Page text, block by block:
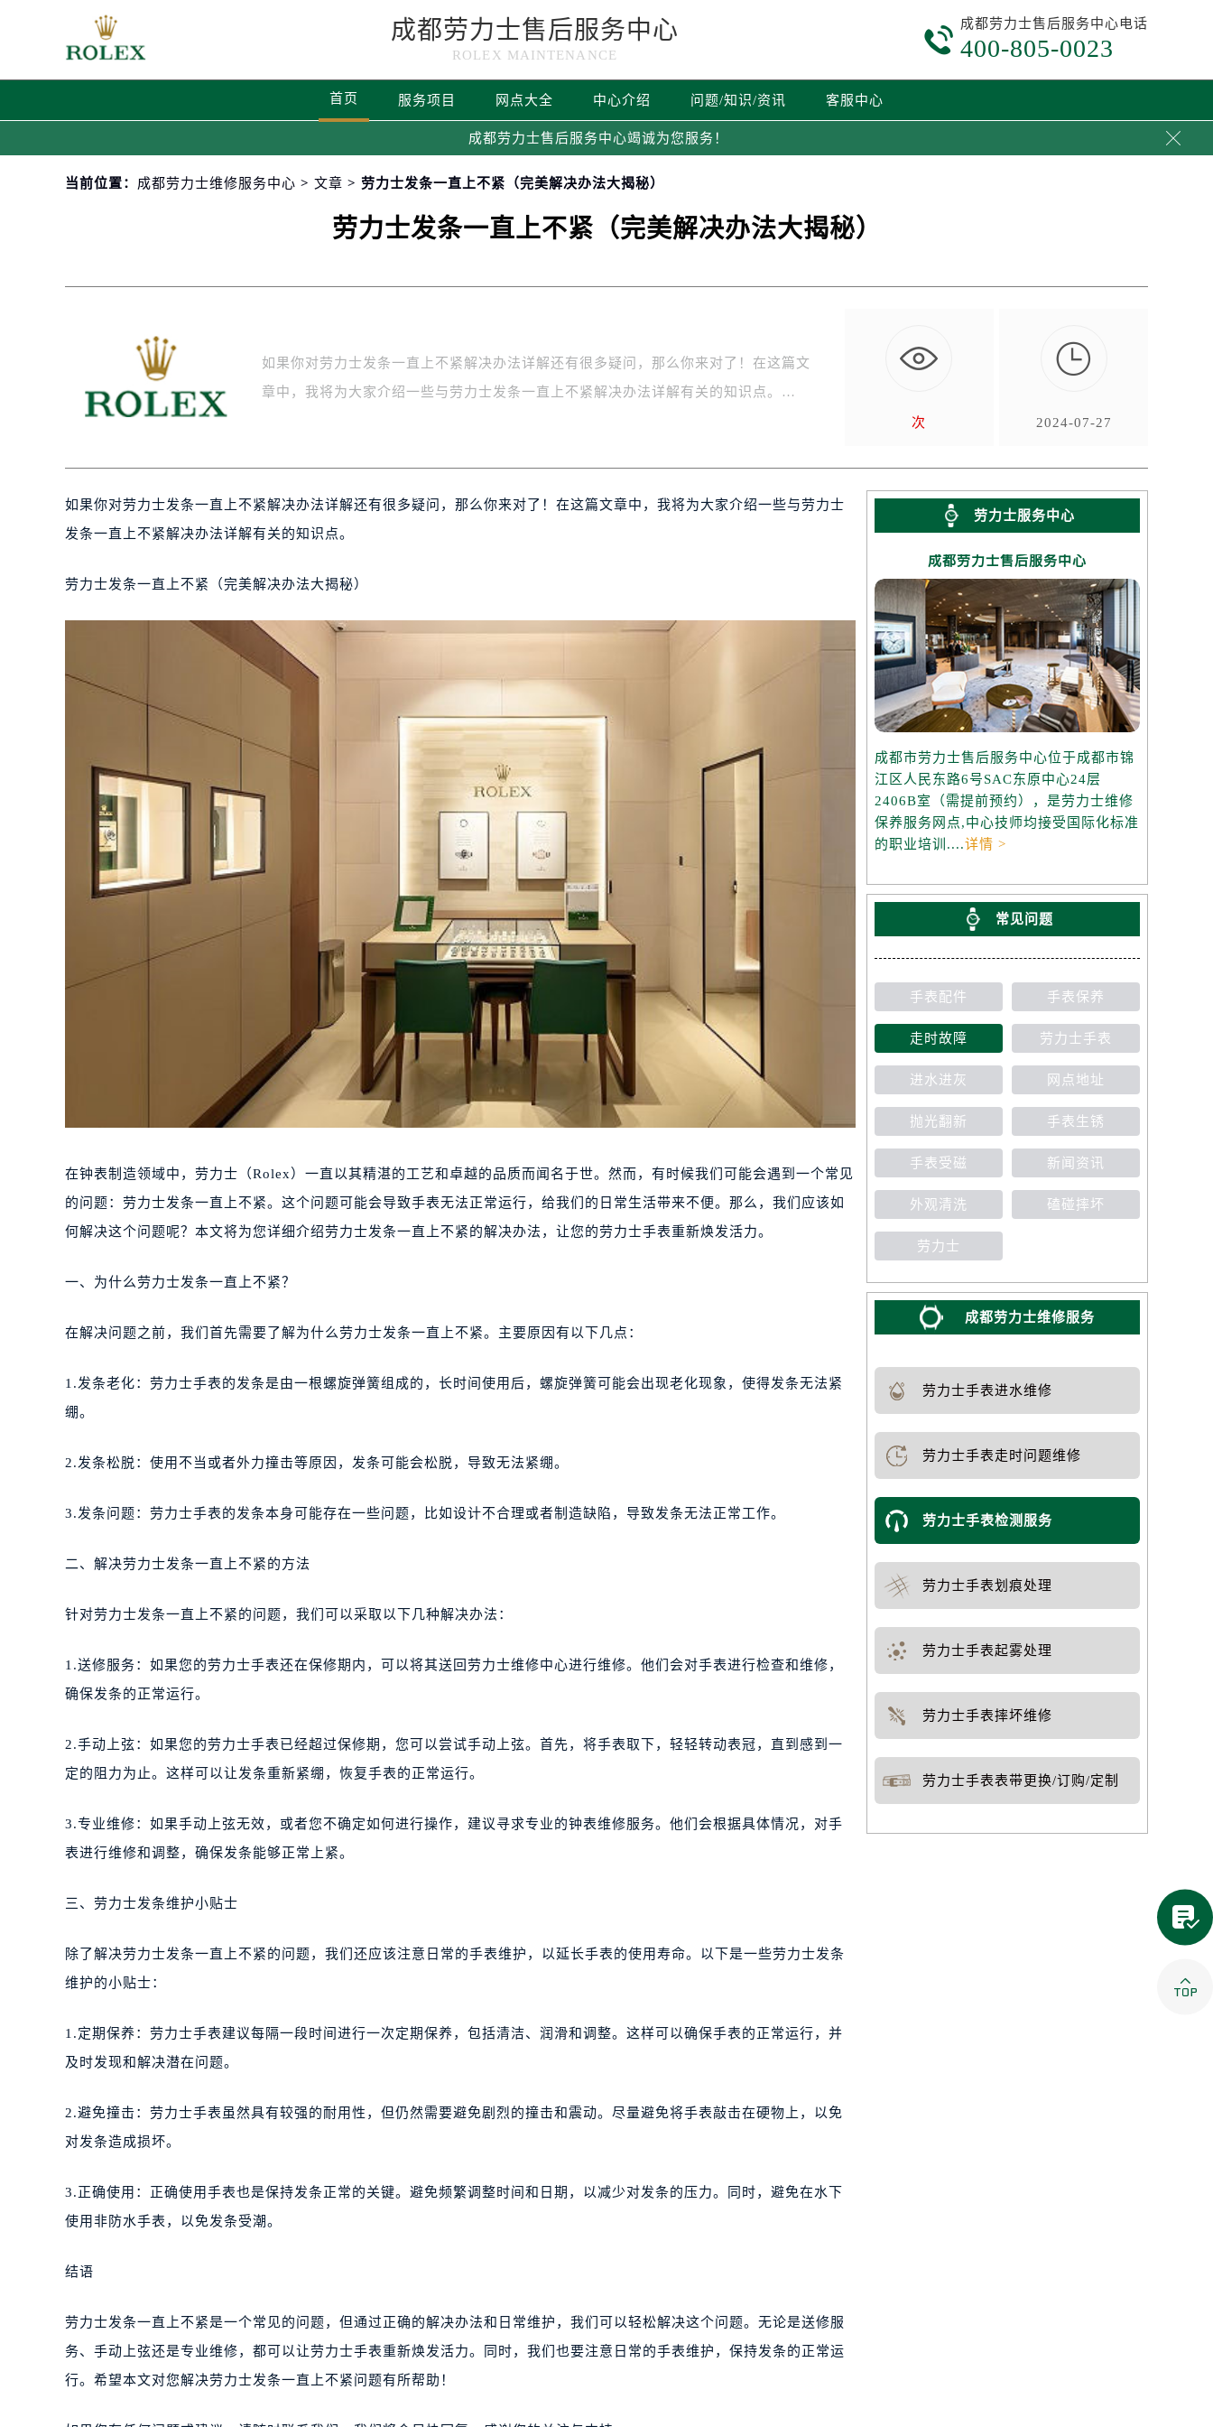
成都劳力士售后服务中心
ROLEX MAINTENANCE

成都劳力士售后服务中心电话
400-805-0023
首页 服务项目 网点大全 中心介绍 问题/知识/资讯 客服中心
成都劳力士售后服务中心竭诚为您服务！ 
当前位置： 成都劳力士维修服务中心 > 文章 > 劳力士发条一直上不紧（完美解决办法大揭秘）
劳力士发条一直上不紧（完美解决办法大揭秘）
如果你对劳力士发条一直上不紧解决办法详解还有很多疑问，那么你来对了！在这篇文
章中，我将为大家介绍一些与劳力士发条一直上不紧解决办法详解有关的知识点。…
次

2024-07-27
如果你对劳力士发条一直上不紧解决办法详解还有很多疑问，那么你来对了！在这篇文章中，我将为大家介绍一些与劳力士
发条一直上不紧解决办法详解有关的知识点。
劳力士发条一直上不紧（完美解决办法大揭秘）
在钟表制造领域中，劳力士（Rolex）一直以其精湛的工艺和卓越的品质而闻名于世。然而，有时候我们可能会遇到一个常见
的问题：劳力士发条一直上不紧。这个问题可能会导致手表无法正常运行，给我们的日常生活带来不便。那么，我们应该如
何解决这个问题呢？本文将为您详细介绍劳力士发条一直上不紧的解决办法，让您的劳力士手表重新焕发活力。
一、为什么劳力士发条一直上不紧？
在解决问题之前，我们首先需要了解为什么劳力士发条一直上不紧。主要原因有以下几点：
1.发条老化：劳力士手表的发条是由一根螺旋弹簧组成的，长时间使用后，螺旋弹簧可能会出现老化现象，使得发条无法紧
绷。
2.发条松脱：使用不当或者外力撞击等原因，发条可能会松脱，导致无法紧绷。
3.发条问题：劳力士手表的发条本身可能存在一些问题，比如设计不合理或者制造缺陷，导致发条无法正常工作。
二、解决劳力士发条一直上不紧的方法
针对劳力士发条一直上不紧的问题，我们可以采取以下几种解决办法：
1.送修服务：如果您的劳力士手表还在保修期内，可以将其送回劳力士维修中心进行维修。他们会对手表进行检查和维修，
确保发条的正常运行。
2.手动上弦：如果您的劳力士手表已经超过保修期，您可以尝试手动上弦。首先，将手表取下，轻轻转动表冠，直到感到一
定的阻力为止。这样可以让发条重新紧绷，恢复手表的正常运行。
3.专业维修：如果手动上弦无效，或者您不确定如何进行操作，建议寻求专业的钟表维修服务。他们会根据具体情况，对手
表进行维修和调整，确保发条能够正常上紧。
三、劳力士发条维护小贴士
除了解决劳力士发条一直上不紧的问题，我们还应该注意日常的手表维护，以延长手表的使用寿命。以下是一些劳力士发条
维护的小贴士：
1.定期保养：劳力士手表建议每隔一段时间进行一次定期保养，包括清洁、润滑和调整。这样可以确保手表的正常运行，并
及时发现和解决潜在问题。
2.避免撞击：劳力士手表虽然具有较强的耐用性，但仍然需要避免剧烈的撞击和震动。尽量避免将手表敲击在硬物上，以免
对发条造成损坏。
3.正确使用：正确使用手表也是保持发条正常的关键。避免频繁调整时间和日期，以减少对发条的压力。同时，避免在水下
使用非防水手表，以免发条受潮。
结语
劳力士发条一直上不紧是一个常见的问题，但通过正确的解决办法和日常维护，我们可以轻松解决这个问题。无论是送修服
务、手动上弦还是专业维修，都可以让劳力士手表重新焕发活力。同时，我们也要注意日常的手表维护，保持发条的正常运
行。希望本文对您解决劳力士发条一直上不紧问题有所帮助！
劳力士服务中心
成都劳力士售后服务中心
成都市劳力士售后服务中心位于成都市锦
江区人民东路6号SAC东原中心24层
2406B室（需提前预约），是劳力士维修
保养服务网点,中心技师均接受国际化标准
的职业培训....详情 >
常见问题
手表配件 手表保养
走时故障 劳力士手表
进水进灰 网点地址
抛光翻新 手表生锈
手表受磁 新闻资讯
外观清洗 磕碰摔坏
劳力士
成都劳力士维修服务
劳力士手表进水维修
劳力士手表走时问题维修
劳力士手表检测服务
劳力士手表划痕处理
劳力士手表起雾处理
劳力士手表摔坏维修
劳力士手表表带更换/订购/定制

